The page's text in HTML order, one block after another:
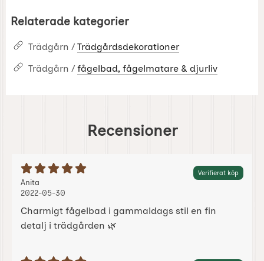
Relaterade kategorier
Trädgårn / Trädgårdsdekorationer
Trädgårn / fågelbad, fågelmatare & djurliv
Recensioner
Betyg: 5 Stjärnor av 5 Verifierat köp
Recension av:
Anita
2022-05-30
Charmigt fågelbad i gammaldags stil en fin
detalj i trädgården 🌿